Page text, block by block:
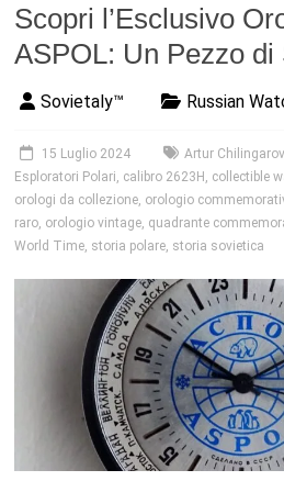
Scopri l’Esclusivo
ASPOL: Un Pezzo
Sovietaly™ Russian
15 Luglio 2024 Artur Chilingarov
Esploratori Polari, calibro 2623H , collectible
orologi da collezione, orologio
raro, orologio vintage, quadrante
World Time, storia polare, storia sovietica